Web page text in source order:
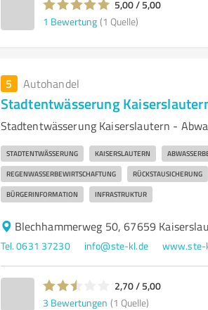
5,00 / 5,00
1 Bewertung (1 Quelle)
5 Autohandel
Stadtentwässerung
Stadtentwässerung Kaiserslautern -
STADTENTWÄSSERUNG KAISERSLAUTERN
REGENWASSERBEWIRTSCHAFTUNG RÜCKSTAUSICHERUNG
BÜRGERINFORMATION INFRASTRUKTUR
Blechhammerweg 50, 67659
Tel. 0631 37230 info@ste-kl.de www.ste-
2,70 / 5,00
3 Bewertungen (1 Quelle)